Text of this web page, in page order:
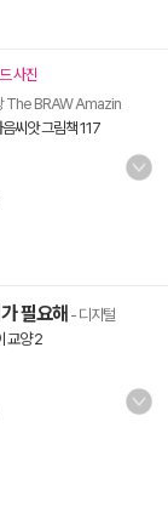
사진
The BRAW Amazin
씨앗 그림책 117
필요해 - 디지털
교양 2